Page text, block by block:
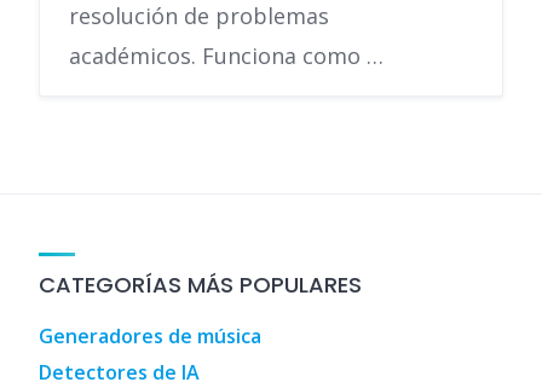
resolución de problemas
académicos. Funciona como …
CATEGORÍAS MÁS POPULARES
Generadores de música
Detectores de IA